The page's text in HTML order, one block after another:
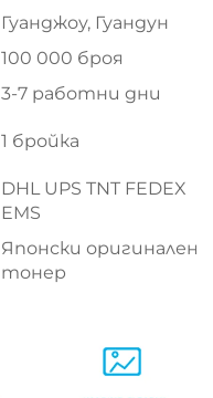
Гуанджоу, Гуандун
100 000 броя
3-7 работни дни
1 бройка
DHL UPS TNT FEDEX
EMS
Японски оригинален
тонер